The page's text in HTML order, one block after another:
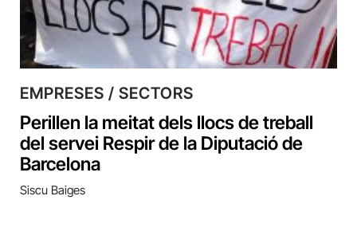
EMPRESES / SECTORS
Perillen la meitat dels llocs de treball
del servei Respir de la Diputació de
Barcelona
Siscu Baiges